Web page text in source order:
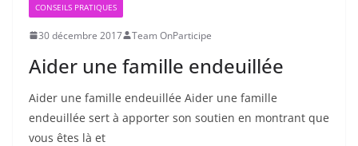
CONSEILS PRATIQUES
30 décembre 2017 Team OnParticipe
Aider une famille endeuillée
Aider une famille endeuillée Aider une famille
endeuillée sert à apporter son soutien en montrant que
vous êtes là et